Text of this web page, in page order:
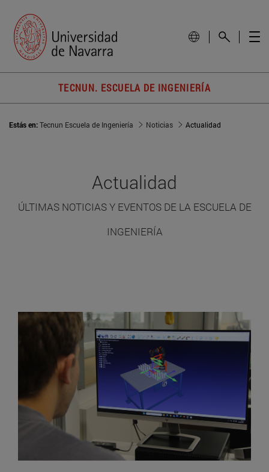
TECNUN. ESCUELA DE INGENIERÍA
Estás en:Tecnun Escuela de Ingeniería Noticias Actualidad
Actualidad
ÚLTIMAS NOTICIAS Y EVENTOS DE LA ESCUELA DE
INGENIERÍA